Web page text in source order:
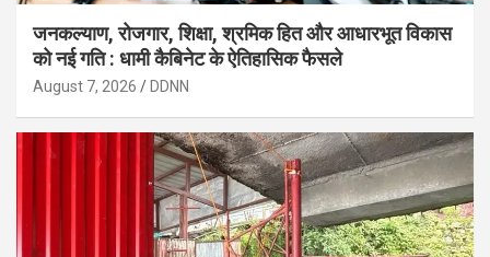
जनकल्याण, रोजगार, शिक्षा, श्रमिक हित और आधारभूत विकास
को नई गति : धामी कैबिनेट के ऐतिहासिक फैसले
August 7, 2026 DDNN